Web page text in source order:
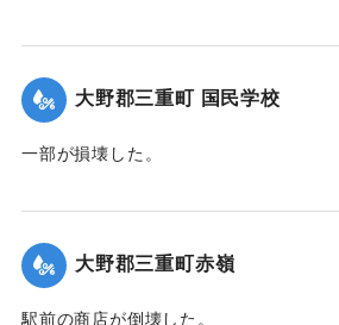
｜固有コード:00474073
大野郡三重町 国民学校
一部が損壊した。
｜固有コード:00474067
大野郡三重町赤嶺
駅前の商店が倒壊した。